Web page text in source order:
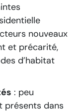
nouveaux
et précarité,
d’habitat
: peu
présents dans